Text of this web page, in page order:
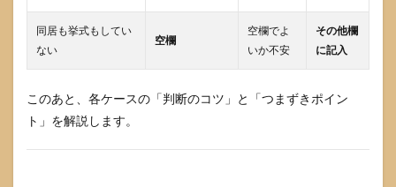
同時
に出
9
届の
同居も挙式もしてい
ない
空欄
空欄でよ
いか不安
その他欄
に記入
このあと、各ケースの「判断のコツ」と「つまずきポイン
ト」を解説します。